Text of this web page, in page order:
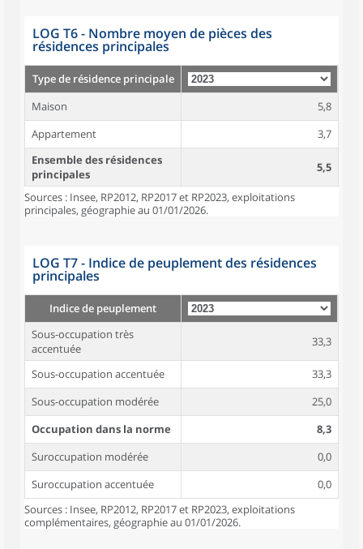
LOG T6 - Nombre moyen de pièces des
résidences principales
Type de résidence principale
Maison
5,8
Appartement
3,7
Ensemble des résidences
principales
5,5
Sources : Insee, RP2012, RP2017 et RP2023, exploitations
principales, géographie au 01/01/2026.
LOG T7 - Indice de peuplement des résidences
principales
Indice de peuplement
Sous-occupation très
accentuée
33,3
Sous-occupation accentuée
33,3
Sous-occupation modérée
25,0
Occupation dans la norme
8,3
Suroccupation modérée
0,0
Suroccupation accentuée
0,0
Sources : Insee, RP2012, RP2017 et RP2023, exploitations
complémentaires, géographie au 01/01/2026.